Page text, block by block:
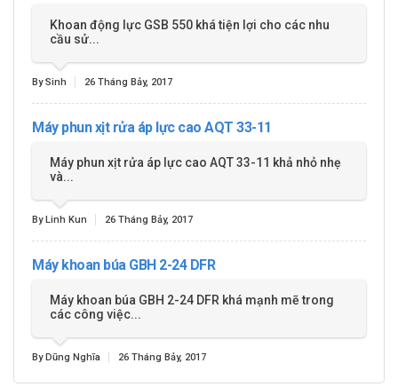
Khoan động lực GSB 550 khá tiện lợi cho các nhu
cầu sử...
By Sinh 26 Tháng Bảy, 2017
Máy phun xịt rửa áp lực cao AQT 33-11
Máy phun xịt rửa áp lực cao AQT 33-11 khả nhỏ nhẹ
và...
By Linh Kun 26 Tháng Bảy, 2017
Máy khoan búa GBH 2-24 DFR
Máy khoan búa GBH 2-24 DFR khá mạnh mẽ trong
các công việc...
By Dũng Nghĩa 26 Tháng Bảy, 2017